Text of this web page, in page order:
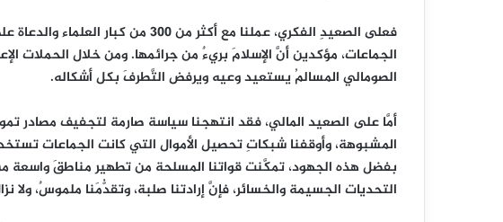
فعلى الصعيدِ الفكري، عملنا مع أكثر من
الجماعات، مؤكدين أنَّ الإسلامَ بريءٌ من جرائمها. ومن خلال الحملات
الصومالي المسالمُ يستعيد وعيه ويرفض التَّطرفَ بكل أشكاله.
أمَّا على الصعيد المالي، فقد انتهجنا سياسة صارمة لتجفيف مصادر
المشبوهة، وأوقفنا شبكاتِ تحصيل الأموال التي كانت الجماعات
بفضل هذه الجهود، تمكَّنت قواتنا المسلحة من تطهير مناطقَ واسعة من
التحديات الجسيمة والخسائر، فإنَّ إرادتنا صلبة، وتقدُّمَنا ملموسٌ، ولا